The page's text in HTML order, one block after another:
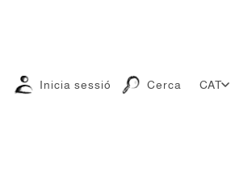
Inicia sessió Cerca CAT